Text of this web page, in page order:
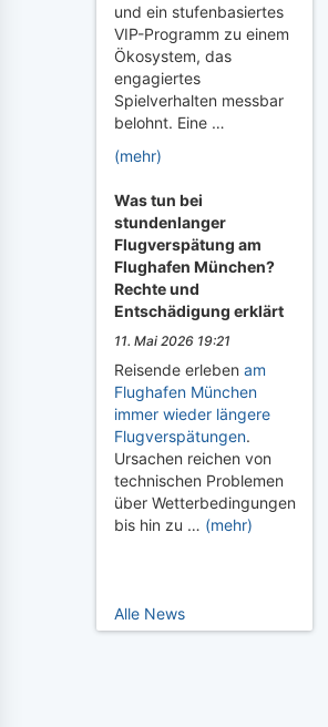
und ein stufenbasiertes
VIP-Programm zu einem
Ökosystem, das
engagiertes
Spielverhalten messbar
belohnt. Eine …
(mehr)
Was tun bei
stundenlanger
Flugverspätung am
Flughafen München?
Rechte und
Entschädigung erklärt
11. Mai 2026 19:21
Reisende erleben am
Flughafen München
immer wieder längere
Flugverspätungen.
Ursachen reichen von
technischen Problemen
über Wetterbedingungen
bis hin zu … (mehr)
Alle News